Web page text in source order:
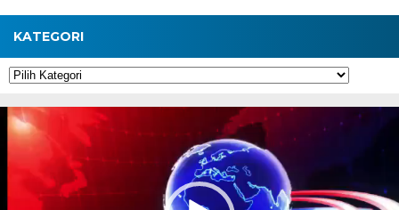
KATEGORI
Kategori
Pemutar
Video